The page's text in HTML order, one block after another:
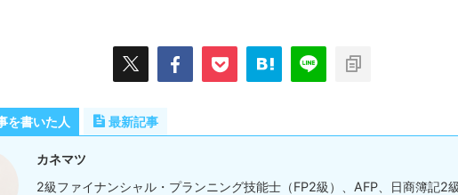
を書いた人 最新記事
カネマツ
2級ファイナンシャル・プランニング技能士（FP2級）、AFP、日商簿記2